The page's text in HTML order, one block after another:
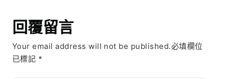
回覆留言
Your email address will not be published.必填欄位
已標記 *